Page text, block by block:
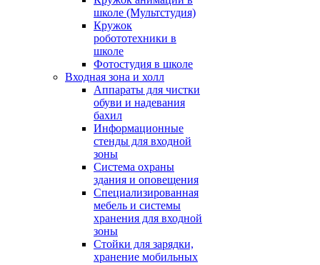
школе (Мультстудия)
Кружок
робототехники в
школе
Фотостудия в школе
Входная зона и холл
Аппараты для чистки
обуви и надевания
бахил
Информационные
стенды для входной
зоны
Система охраны
здания и оповещения
Специализированная
мебель и системы
хранения для входной
зоны
Стойки для зарядки,
хранение мобильных